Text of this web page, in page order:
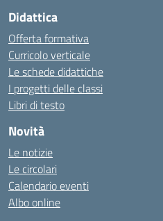
Didattica
Offerta formativa
Curricolo verticale
Le schede didattiche
I progetti delle classi
Libri di testo
Novità
Le notizie
Le circolari
Calendario eventi
Albo online